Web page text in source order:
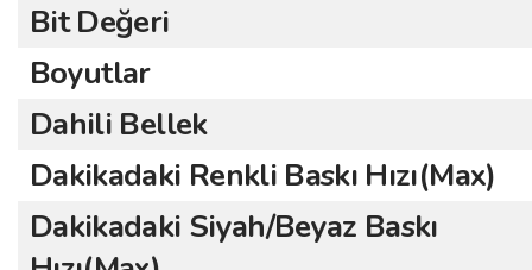
Bit Değeri
Boyutlar
Dahili Bellek
Dakikadaki Renkli Baskı Hızı(Max)
Dakikadaki Siyah/Beyaz Baskı